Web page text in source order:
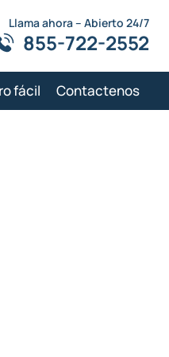
Llama ahora – Abierto 24/7
855-722-2552
fácil Contactenos